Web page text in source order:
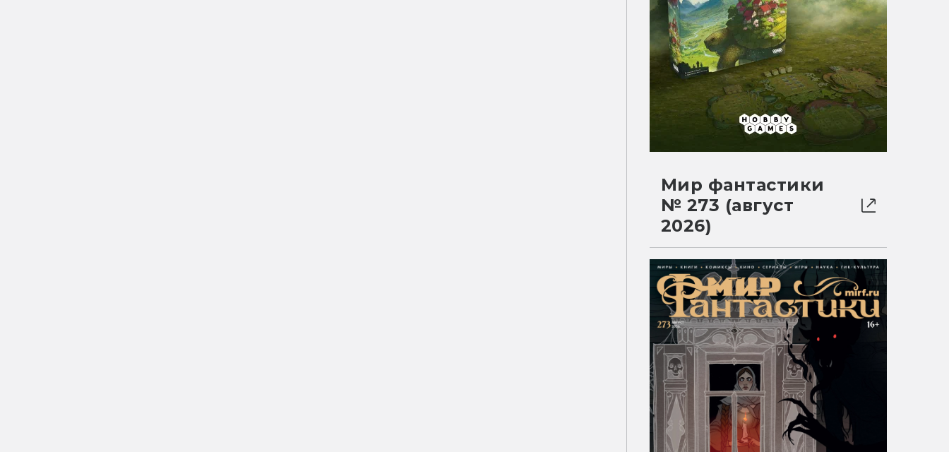
Мир фантастики
№ 273 (август
2026)